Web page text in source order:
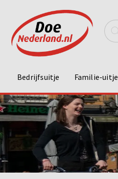
Bedrijfsuitje Familie-uitje